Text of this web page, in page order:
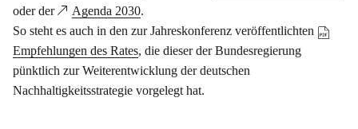
oder der
Agenda 2030.
So steht es auch in den zur Jahreskonferenz veröffentlichten
Empfehlungen des Rates, die dieser der Bundesregierung
pünktlich zur Weiterentwicklung der deutschen
Nachhaltigkeitsstrategie vorgelegt hat.